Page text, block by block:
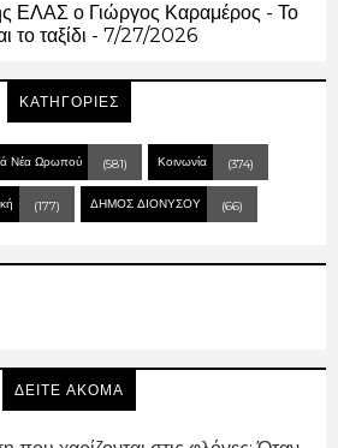
ΕΛΑΣ ο Γιώργος Καραμέρος - Το
το ταξίδι - 7/27/2026
ΚΑΤΗΓΟΡΙΕΣ
Νέα Ωρωπού (581) Κοινωνία (374)
(177) ΔΗΜΟΣ ΔΙΟΝΥΣΟΥ (66)
ΔΕΙΤΕ ΑΚΟΜΑ